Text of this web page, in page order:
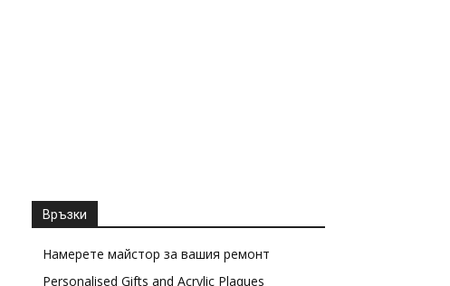
Връзки
Намерете майстор за вашия ремонт
Personalised Gifts and Acrylic Plaques